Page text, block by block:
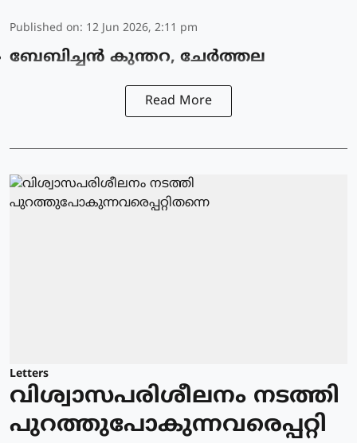
Published on: 12 Jun 2026, 2:11 pm
ബേബിച്ചൻ കുന്തറ, ചേർത്തല
Read More
Letters
വിശ്വാസപരിശീലനം നടത്തി
പുറത്തുപോകുന്നവരെപ്പറ്റി